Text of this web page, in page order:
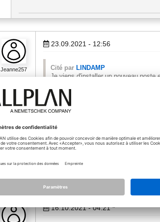
Jeanne257
23.09.2021 - 12:56
Cité par LINDAMP
Je viens d'installer un nouveau
Par contre je me suis aperçu que
Avez vous eu le même problème ???
Si oui ou peut t'on avoir les
Merci
Non pas du tous
16.10.2021 - 04:21 *